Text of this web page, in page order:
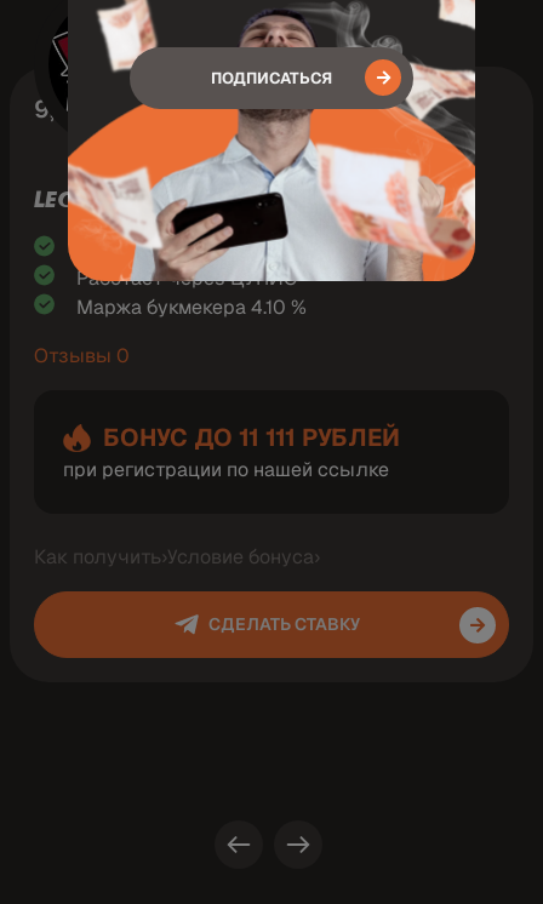
9,1
LEON
Наличие моб. приложения
Работает через ЦУПИС
Маржа букмекера 4.10 %
Отзывы 0
БОНУС ДО 11 111 РУБЛЕЙ
при регистрации по нашей ссылке
Как получить›Условие бонуса›
СДЕЛАТЬ СТАВКУ
ПОДПИСАТЬСЯ